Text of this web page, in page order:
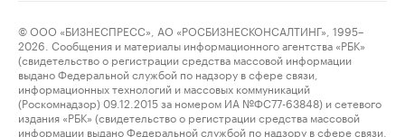
© ООО «БИЗНЕСПРЕСС», АО «РОСБИЗНЕСКОНСАЛТИНГ», 1995–
2026. Сообщения и материалы информационного агентства «РБК»
(свидетельство о регистрации средства массовой информации
выдано Федеральной службой по надзору в сфере связи,
информационных технологий и массовых коммуникаций
(Роскомнадзор) 09.12.2015 за номером ИА №ФС77-63848) и сетевого
издания «РБК» (свидетельство о регистрации средства массовой
информации выдано Федеральной службой по надзору в сфере связи,